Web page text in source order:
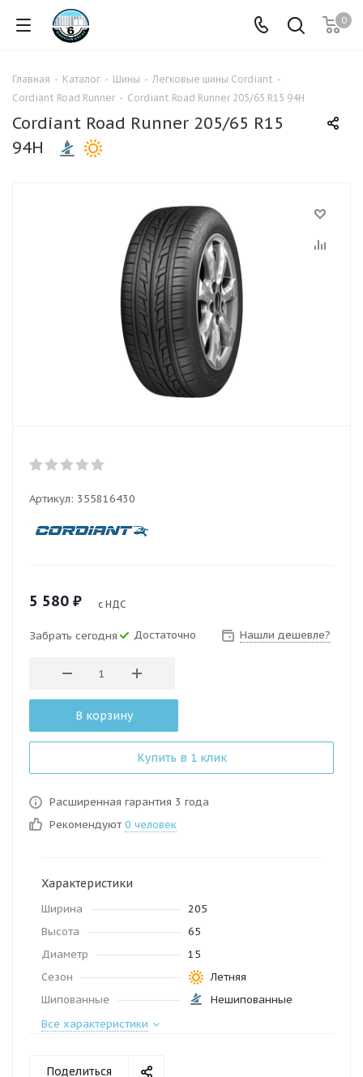
0
Главная - Каталог - Шины - Легковые шины Cordiant -
Cordiant Road Runner - Cordiant Road Runner 205/65 R15 94H
Cordiant Road Runner 205/65 R15
94H
Артикул: 355816430
5 580 ₽ с НДС
Забрать сегодня Достаточно Нашли дешевле?
В корзину
Купить в 1 клик
Расширенная гарантия 3 года
Рекомендуют 0 человек
Характеристики
Ширина
205
Высота
65
Диаметр
15
Сезон
Летняя
Шипованные
Нешипованные
Все характеристики
Поделиться